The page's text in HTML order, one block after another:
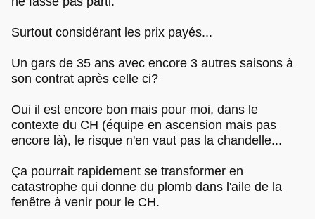
Surtout considérant les prix payés...
Un gars de 35 ans avec encore 3 autres saisons à
son contrat après celle ci?
Oui il est encore bon mais pour moi, dans le
contexte du CH (équipe en ascension mais pas
encore là), le risque n'en vaut pas la chandelle...
Ça pourrait rapidement se transformer en
catastrophe qui donne du plomb dans l'aile de la
fenêtre à venir pour le CH.